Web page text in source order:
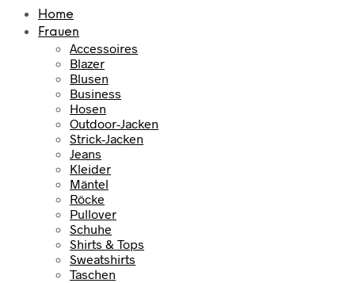
Home
Frauen
Accessoires
Blazer
Blusen
Business
Hosen
Outdoor-Jacken
Strick-Jacken
Jeans
Kleider
Mäntel
Röcke
Pullover
Schuhe
Shirts & Tops
Sweatshirts
Taschen